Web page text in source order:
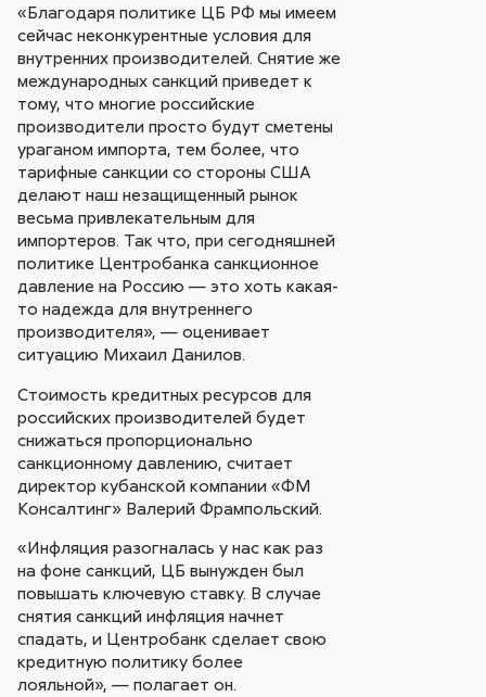
«Благодаря политике ЦБ РФ мы имеем
сейчас неконкурентные условия для
внутренних производителей. Снятие же
международных санкций приведет к
тому, что многие российские
производители просто будут сметены
ураганом импорта, тем более, что
тарифные санкции со стороны США
делают наш незащищенный рынок
весьма привлекательным для
импортеров. Так что, при сегодняшней
политике Центробанка санкционное
давление на Россию — это хоть какая-
то надежда для внутреннего
производителя», — оценивает
ситуацию Михаил Данилов.
Стоимость кредитных ресурсов для
российских производителей будет
снижаться пропорционально
санкционному давлению, считает
директор кубанской компании «ФМ
Консалтинг» Валерий Фрампольский.
«Инфляция разогналась у нас как раз
на фоне санкций, ЦБ вынужден был
повышать ключевую ставку. В случае
снятия санкций инфляция начнет
спадать, и Центробанк сделает свою
кредитную политику более
лояльной», — полагает он.